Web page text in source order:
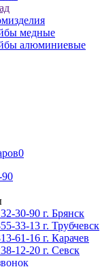
медные
алюминиевые
0
90
30-90 г. Брянск
33-13 г. Трубчевск
61-16 г. Карачев
12-20 г. Севск